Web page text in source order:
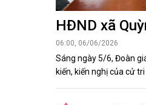
HĐND xã
06:00, 06/06/2026
Sáng ngày 5/6, Đoàn
kiến, kiến nghị của cử